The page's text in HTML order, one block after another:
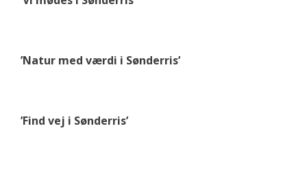
’Natur med værdi i Sønderris’
’Find vej i Sønderris’